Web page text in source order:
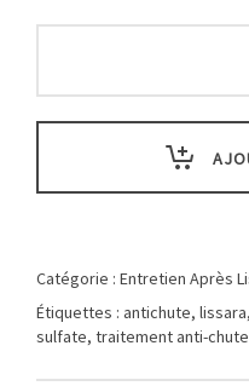
-
Serum
50ml
-
Fabriqué
Catégorie : Entretien Après
Étiquettes : antichute, lissara,
sulfate, traitement anti-chute